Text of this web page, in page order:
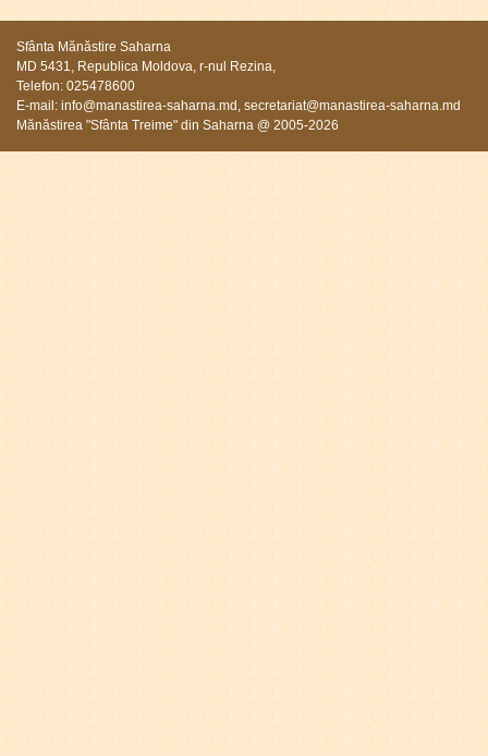
Sfânta Mănăstire Saharna
MD 5431, Republica Moldova, r-nul Rezina,
Telefon: 025478600
E-mail: info@manastirea-saharna.md , secretariat@manastirea-saharna.md
Mănăstirea "Sfânta Treime" din Saharna @ 2005-2026